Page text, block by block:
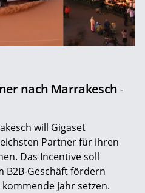
nach Marrakesch -
will Gigaset
Partner für ihren
Das Incentive soll
B2B-Geschäft fördern
Jahr setzen.